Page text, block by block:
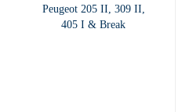
Peugeot 205 II, 309 II,
405 I & Break